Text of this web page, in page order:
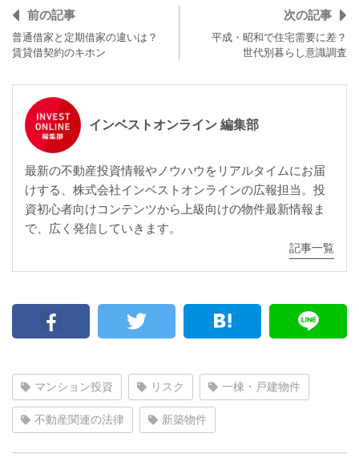
前の記事
普通借家と定期借家の違いは？
賃貸借契約のキホン
次の記事
平成・昭和で住宅需要に差？
世代別暮らし意識調査
インベストオンライン 編集部
最新の不動産投資情報やノウハウをリアルタイムにお届
けする、株式会社インベストオンラインの広報担当。投
資初心者向けコンテンツから上級向けの物件最新情報ま
で、広く発信していきます。
記事一覧
マンション投資 リスク 一棟・戸建物件
不動産関連の法律 新築物件